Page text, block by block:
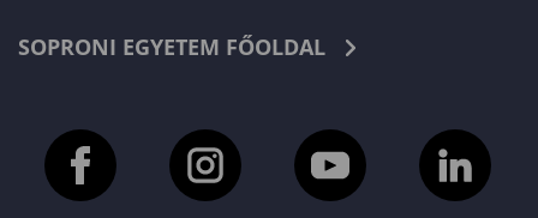
SOPRONI EGYETEM FŐOLDAL